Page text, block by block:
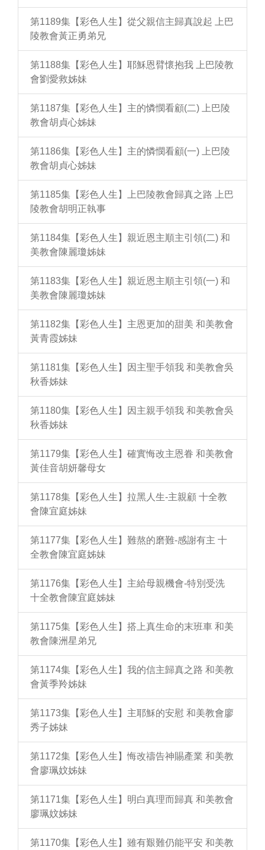
第1189集【彩色人生】從父親信主歸真說起 上巴
陵教會黃正勇弟兄
第1188集【彩色人生】耶穌恩臂懷抱我 上巴陵教
會劉愛救姊妹
第1187集【彩色人生】主的憐憫看顧(二) 上巴陵
教會胡貞心姊妹
第1186集【彩色人生】主的憐憫看顧(一) 上巴陵
教會胡貞心姊妹
第1185集【彩色人生】上巴陵教會歸真之路 上巴
陵教會胡明正執事
第1184集【彩色人生】親近恩主順主引領(二) 和
美教會陳麗瓊姊妹
第1183集【彩色人生】親近恩主順主引領(一) 和
美教會陳麗瓊姊妹
第1182集【彩色人生】主恩更加的甜美 和美教會
黃青霞姊妹
第1181集【彩色人生】因主聖手領我 和美教會吳
秋香姊妹
第1180集【彩色人生】因主親手領我 和美教會吳
秋香姊妹
第1179集【彩色人生】確實悔改主恩眷 和美教會
黃佳音胡妍馨母女
第1178集【彩色人生】拉黑人生-主親顧 十全教
會陳宜庭姊妹
第1177集【彩色人生】難熬的磨難-感謝有主 十
全教會陳宜庭姊妹
第1176集【彩色人生】主給母親機會-特別受洗
十全教會陳宜庭姊妹
第1175集【彩色人生】搭上真生命的末班車 和美
教會陳洲星弟兄
第1174集【彩色人生】我的信主歸真之路 和美教
會黃季羚姊妹
第1173集【彩色人生】主耶穌的安慰 和美教會廖
秀子姊妹
第1172集【彩色人生】悔改禱告神賜產業 和美教
會廖珮妏姊妹
第1171集【彩色人生】明白真理而歸真 和美教會
廖珮妏姊妹
第1170集【彩色人生】雖有艱難仍能平安 和美教